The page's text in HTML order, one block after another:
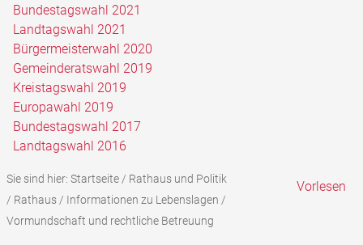
Bundestagswahl 2021
Landtagswahl 2021
Bürgermeisterwahl 2020
Gemeinderatswahl 2019
Kreistagswahl 2019
Europawahl 2019
Bundestagswahl 2017
Landtagswahl 2016
Sie sind hier: Startseite/ Rathaus und Politik
/ Rathaus/ Informationen zu Lebenslagen /
Vormundschaft und rechtliche Betreuung
Vorlesen